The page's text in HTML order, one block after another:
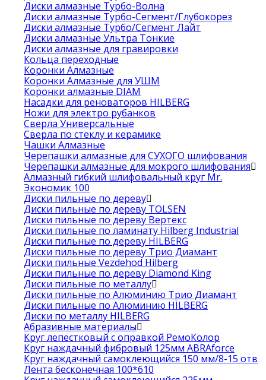
Диски алмазные Турбо-Волна
Диски алмазные Турбо-Сегмент/Глубокорез
Диски алмазные Турбо/Сегмент Лайт
Диски алмазные Ультра Тонкие
Диски алмазные для гравировки
Кольца переходные
Коронки Алмазные
Коронки Алмазные для УШМ
Коронки алмазные DIAM
Насадки для реноваторов HILBERG
Ножи для электро рубанков
Сверла Универсальные
Сверла по стеклу и керамике
Чашки Алмазные
Черепашки алмазные для СУХОГО шлифования
Черепашки алмазные для мокрого шлифования
Алмазный гибкий шлифовальный круг Mr.
Экономик 100
Диски пильные по дереву
Диски пильные по дереву TOLSEN
Диски пильные по дереву Вертекс
Диски пильные по ламинату Hilberg Industrial
Диски пильные по дереву HILBERG
Диски пильные по дереву Трио Диамант
Диски пильные Vezdehod Hilberg
Диски пильные по дереву Diamond King
Диски пильные по металлу
Диски пильные по Алюминию Трио Диамант
Диски пильные по Алюминию HILBERG
Диски по металлу HILBERG
Абразивные материалы
Круг лепестковый с оправкой РемоКолор
Круг наждачный фибровый 125мм ABRAforce
Круг наждачный самоклеющийся 150 мм/8-15 отв
Лента бесконечная 100*610